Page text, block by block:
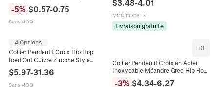
Collier de Mode Long
-5% $0.57-0.75
Sans MOQ
pour Hommes
$3.48-4.01
MOQ mixte: 3
Livraison gratuite
4 Options
Collier Pendentif Croix Hip Hop
Iced Out Cuivre Zircone Style
Street Punk Bijoux de Mode pour
Hommes Accessoires Cadeau
$5.97-31.36
Sans MOQ
+3
Collier Pendentif Croix en Acier
Inoxydable Méandre Grec Hip Hop
Strass Incrusté Or Noir Argent
-3% $4.34-6.27